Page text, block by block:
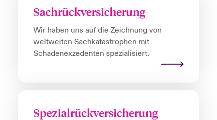
Sachrückversicherung
Wir haben uns auf die Zeichnung von
weltweiten Sachkatastrophen mit
Schadenexzedenten spezialisiert.
Spezialrückversicherung